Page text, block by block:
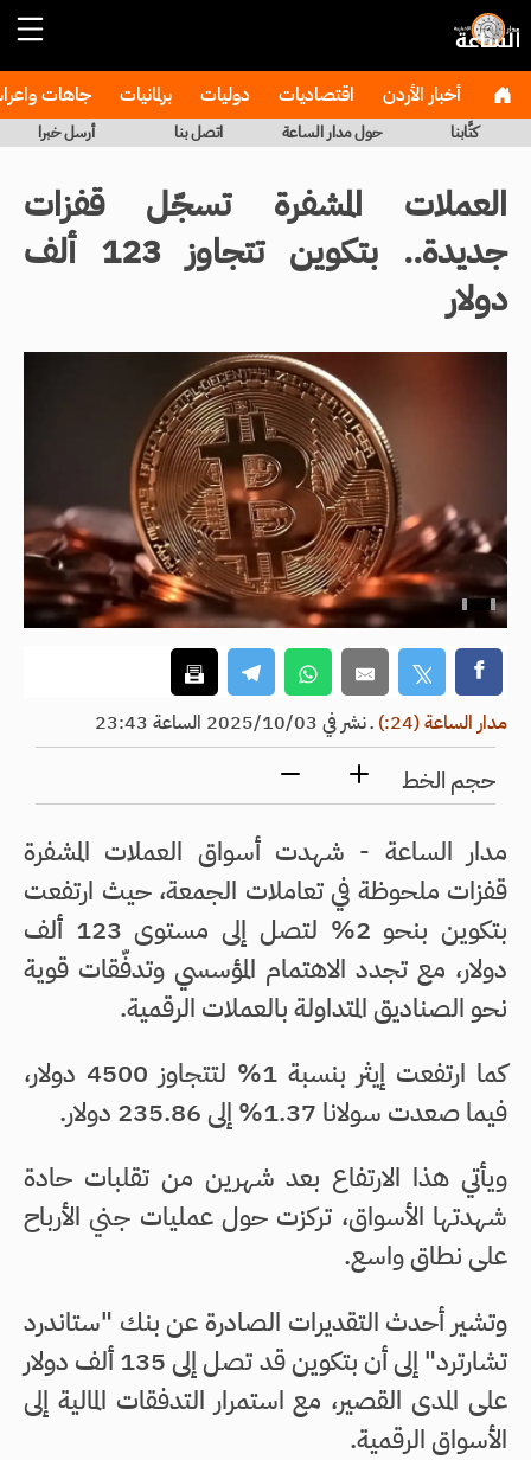
أخبار الأردن اقتصاديات دوليات برلمانيات جاهات
كتَّابنا حول مدار الساعة اتصل بنا أرسل خبرا
العملات المشفرة تسجّل قفزات
جديدة.. بتكوين تتجاوز 123 ألف
دولار
مدار الساعة (24:) ـنشر في 2025/10/03 الساعة 23:43
حجم الخط
مدار الساعة - شهدت أسواق العملات المشفرة
قفزات ملحوظة في تعاملات الجمعة، حيث ارتفعت
بتكوين بنحو 2% لتصل إلى مستوى 123 ألف
دولار، مع تجدد الاهتمام المؤسسي وتدفّقات قوية
نحو الصناديق المتداولة بالعملات الرقمية.
كما ارتفعت إيثر بنسبة 1% لتتجاوز 4500 دولار،
فيما صعدت سولانا 1.37% إلى 235.86 دولار.
ويأتي هذا الارتفاع بعد شهرين من تقلبات حادة
شهدتها الأسواق، تركزت حول عمليات جني الأرباح
على نطاق واسع.
وتشير أحدث التقديرات الصادرة عن بنك "ستاندرد
تشارترد" إلى أن بتكوين قد تصل إلى 135 ألف دولار
على المدى القصير، مع استمرار التدفقات المالية إلى
الأسواق الرقمية.